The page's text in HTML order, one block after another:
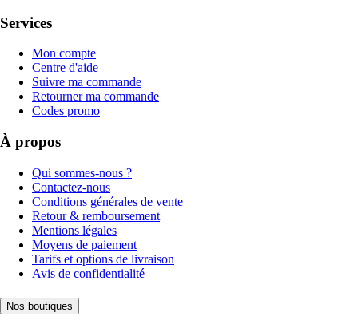
Services
Mon compte
Centre d'aide
Suivre ma commande
Retourner ma commande
Codes promo
À propos
Qui sommes-nous ?
Contactez-nous
Conditions générales de vente
Retour & remboursement
Mentions légales
Moyens de paiement
Tarifs et options de livraison
Avis de confidentialité
Nos boutiques